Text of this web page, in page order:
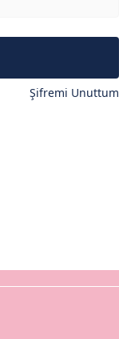
Şifremi Unuttum